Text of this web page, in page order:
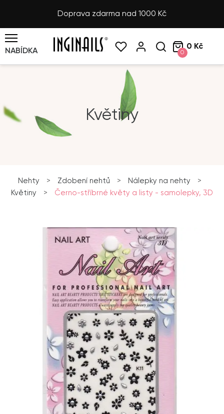
Doprava zdarma nad 1000 Kč
NABÍDKA 0
0 Kč
Květiny
Nehty > Zdobení nehtů > Nálepky na nehty
>
Květiny
> Černo-stříbrné květy a listy - samolepky, 3D